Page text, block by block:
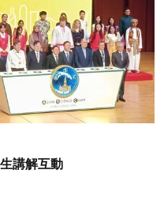
講解互動